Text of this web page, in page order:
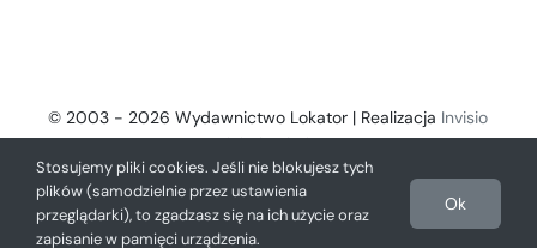
© 2003 - 2026 Wydawnictwo Lokator | Realizacja Invisio
- Digital Solutions
Stosujemy pliki cookies. Jeśli nie blokujesz tych
plików (samodzielnie przez ustawienia
przeglądarki), to zgadzasz się na ich użycie oraz
zapisanie w pamięci urządzenia.
Ok